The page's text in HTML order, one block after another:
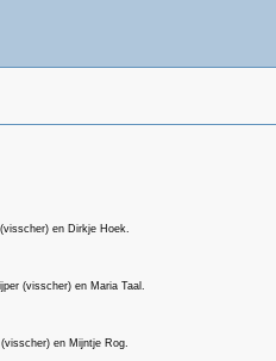
en Dirkje Hoek.
(visscher) en Maria Taal.
en Mijntje Rog.